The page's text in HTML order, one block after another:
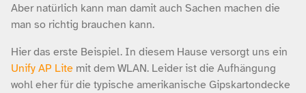
Aber natürlich kann man damit auch Sachen machen die
man so richtig brauchen kann.
Hier das erste Beispiel. In diesem Hause versorgt uns ein
Unify AP Lite mit dem WLAN. Leider ist die Aufhängung
wohl eher für die typische amerikanische Gipskartondecke